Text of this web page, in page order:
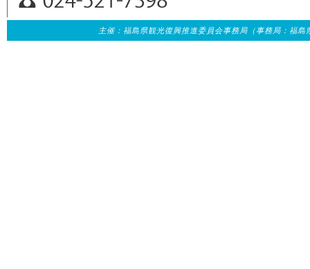
主催：福島県観光復興推進委員会事務局（事務局：